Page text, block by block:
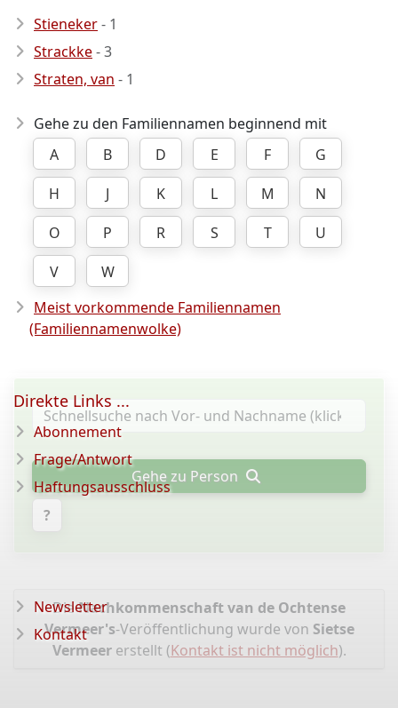
Stieneker- 1
Strackke- 3
Straten, van - 1
Gehe zu den Familiennamen beginnend mit
A
B D E F
G
H
J K L M
N
O
P R S T
U
V
W
Meist vorkommende Familiennamen
(Familiennamenwolke)
Gehe zu Person
?
DieNachkommenschaft van de Ochtense
Vermeer's-Veröffentlichung wurde von Sietse
Vermeererstellt (Kontakt ist nicht möglich).
Direkte Links ...
Abonnement
Frage/Antwort
Haftungsausschluss
Newsletter
Kontakt